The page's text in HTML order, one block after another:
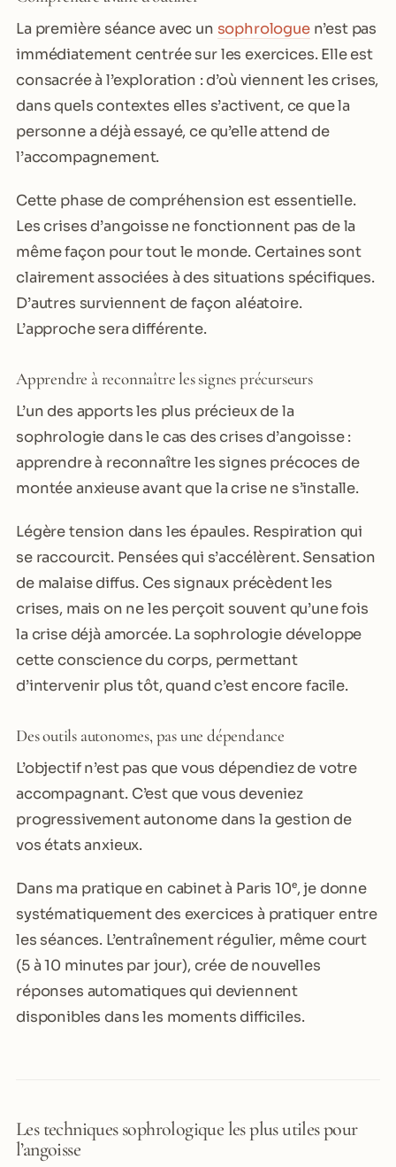
La première séance avec un sophrologuen’est pas
immédiatement centrée sur les exercices. Elle est
consacrée à l’exploration : d’où viennent les crises,
dans quels contextes elles s’activent, ce que la
personne a déjà essayé, ce qu’elle attend de
l’accompagnement.
Cette phase de compréhension est essentielle.
Les crises d’angoisse ne fonctionnent pas de la
même façon pour tout le monde. Certaines sont
clairement associées à des situations spécifiques.
D’autres surviennent de façon aléatoire.
L’approche sera différente.
Apprendre à reconnaître les signes précurseurs
L’un des apports les plus précieux de la
sophrologie dans le cas des crises d’angoisse :
apprendre à reconnaître les signes précoces de
montée anxieuse avant que la crise ne s’installe.
Légère tension dans les épaules. Respiration qui
se raccourcit. Pensées qui s’accélèrent. Sensation
de malaise diffus. Ces signaux précèdent les
crises, mais on ne les perçoit souvent qu’une fois
la crise déjà amorcée. La sophrologie développe
cette conscience du corps, permettant
d’intervenir plus tôt, quand c’est encore facile.
Des outils autonomes, pas une dépendance
L’objectif n’est pas que vous dépendiez de votre
accompagnant. C’est que vous deveniez
progressivement autonome dans la gestion de
vos états anxieux.
Dans ma pratique en cabinet à Paris 10ᵉ, je donne
systématiquement des exercices à pratiquer entre
les séances. L’entraînement régulier, même court
(5 à 10 minutes par jour), crée de nouvelles
réponses automatiques qui deviennent
disponibles dans les moments difficiles.
Les techniques sophrologique les plus utiles pour
l’angoisse